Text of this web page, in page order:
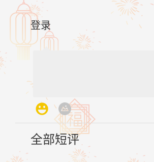
登录
全部短评